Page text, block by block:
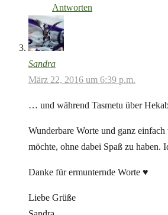
Antworten
Sandra
März 22, 2016 um 6:39 p.m.
… und während Tasmetu über
Wunderbare Worte und ganz
möchte, ohne dabei Spaß zu haben.
Danke für ermunternde Worte ♥
Liebe Grüße